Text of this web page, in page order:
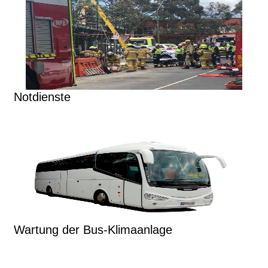
Notdienste
Wartung der Bus-Klimaanlage